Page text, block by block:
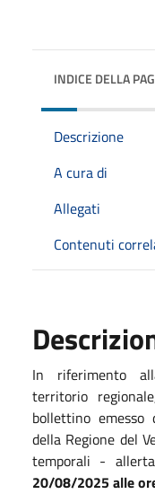
INDICE DELLA
Descrizione
A cura di
Allegati
Contenuti
In riferimento
territorio
bollettino emesso
della Regione del
temporali -
20/08/2025 alle